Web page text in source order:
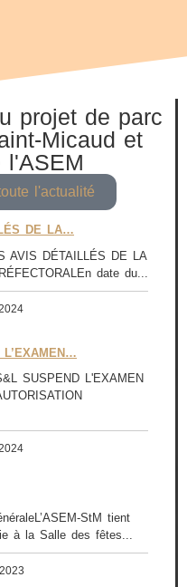
projet de parc
Micaud et
l'ASEM
l'actualité
DE LA…
AVIS DÉTAILLÉS DE LA
date du...
SUSPEND L'EXAMEN
StM tient
à la Salle des fêtes...